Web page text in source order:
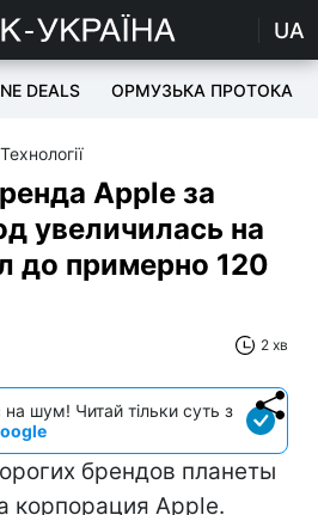
UA
DEALS ОРМУЗЬКА ПРОТОКА
Технології
Apple за
увеличилась на
до примерно 120
2 хв
шум! Читай тільки суть з
брендов планеты
корпорация Apple.